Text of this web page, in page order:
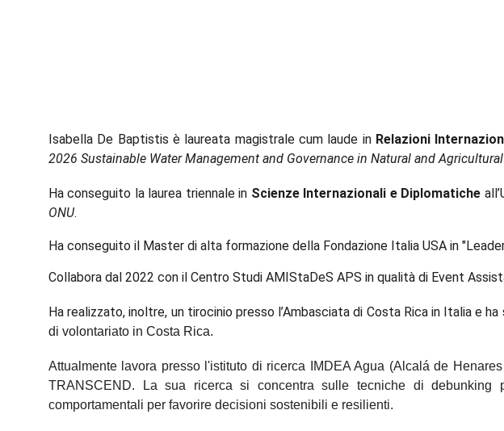
Isabella De Baptistis è laureata magistrale cum laude in Relazioni
2026 Sustainable Water Management and Governance in Natural and
Ha conseguito la laurea triennale in Scienze Internazionali e Diplomatiche
ONU.
Ha conseguito il Master di alta formazione della Fondazione Italia USA in
Collabora dal 2022 con il Centro Studi AMIStaDeS APS in qualità di Event
Ha realizzato, inoltre, un tirocinio presso l’Ambasciata di Costa Rica in Italia e
di volontariato in Costa Rica.
Attualmente lavora presso l'istituto di ricerca IMDEA Agua (Alcalá de
TRANSCEND. La sua ricerca si concentra sulle tecniche di
comportamentali per favorire decisioni sostenibili e resilienti.